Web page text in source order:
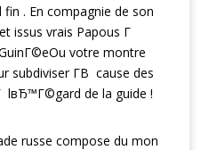
fin . En compagnie de son
issus vrais Papous Г
votre montre
subdiviser Г­В cause des
lвЂ™Г©gard de la guide !
russe compose du mon